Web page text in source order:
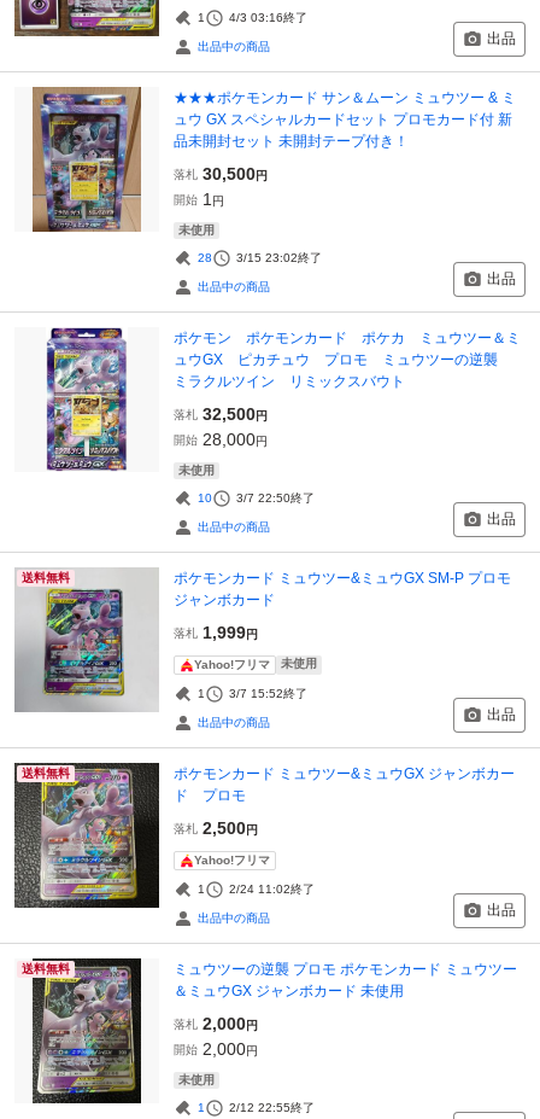
1 4/3 03:16終了
出品中の商品 出品
★★★ポケモンカード サン＆ムーン ミュウツー & ミ
ュウ GX スペシャルカードセット プロモカード付 新
品未開封セット 未開封テープ付き！
落札 30,500円
開始 1 円
未使用
28 3/15 23:02終了
出品中の商品 出品
ポケモン ポケモンカード ポケカ ミュウツー＆ミ
ュウGX ピカチュウ プロモ ミュウツーの逆襲
ミラクルツイン リミックスバウト
落札 32,500円
開始 28,000円
未使用
10 3/7 22:50終了
出品中の商品 出品
送料無料
ポケモンカード ミュウツー&ミュウGX SM-P プロモ
ジャンボカード
落札 1,999円
Yahoo!フリマ 未使用
1 3/7 15:52終了
出品中の商品 出品
送料無料
ポケモンカード ミュウツー&ミュウGX ジャンボカー
ド プロモ
落札 2,500円
Yahoo!フリマ
1 2/24 11:02終了
出品中の商品 出品
送料無料
ミュウツーの逆襲 プロモ ポケモンカード ミュウツー
＆ミュウGX ジャンボカード 未使用
落札 2,000円
開始 2,000円
未使用
1 2/12 22:55終了